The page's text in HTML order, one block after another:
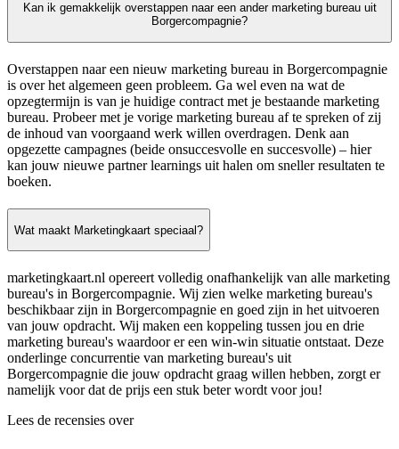
Kan ik gemakkelijk overstappen naar een ander marketing bureau uit
Borgercompagnie?
Overstappen naar een nieuw marketing bureau in Borgercompagnie
is over het algemeen geen probleem. Ga wel even na wat de
opzegtermijn is van je huidige contract met je bestaande marketing
bureau. Probeer met je vorige marketing bureau af te spreken of zij
de inhoud van voorgaand werk willen overdragen. Denk aan
opgezette campagnes (beide onsuccesvolle en succesvolle) – hier
kan jouw nieuwe partner learnings uit halen om sneller resultaten te
boeken.
Wat maakt Marketingkaart speciaal?
marketingkaart.nl opereert volledig onafhankelijk van alle marketing
bureau's in Borgercompagnie. Wij zien welke marketing bureau's
beschikbaar zijn in Borgercompagnie en goed zijn in het uitvoeren
van jouw opdracht. Wij maken een koppeling tussen jou en drie
marketing bureau's waardoor er een win-win situatie ontstaat. Deze
onderlinge concurrentie van marketing bureau's uit
Borgercompagnie die jouw opdracht graag willen hebben, zorgt er
namelijk voor dat de prijs een stuk beter wordt voor jou!
Lees de recensies over